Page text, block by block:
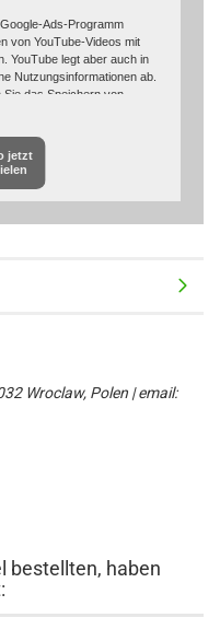
Ads-Programm
von YouTube-Videos mit
YouTube legt aber auch in
Nutzungsinformationen ab.
das Speichern von
„YouTube“ finden Sie in der
jetzt
Wroclaw, Polen | email:
bestellten, haben